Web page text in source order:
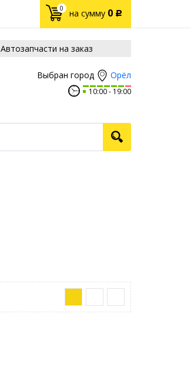
0 на сумму 0 Р
Автозапчасти на заказ
Выбран город Орёл
10:00 19:00